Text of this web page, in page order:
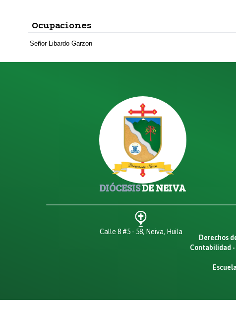
Ocupaciones
Señor Libardo Garzon
DIÓCESISDE NEIVA
Calle 8 #5 - 58, Neiva, Huila
Derechos
Contabilidad